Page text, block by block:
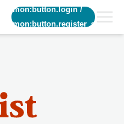
common:button.login/
common:button.register_short